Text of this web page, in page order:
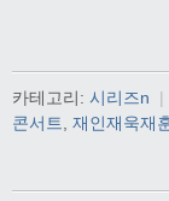
카테고리: 시리즈n |
콘서트
재인재욱재